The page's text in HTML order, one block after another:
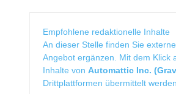
Empfohlene redaktionelle Inhalte
An dieser Stelle finden Sie
Angebot ergänzen. Mit dem Klick
Inhalte von Automattic Inc.
Drittplattformen übermittelt werden.